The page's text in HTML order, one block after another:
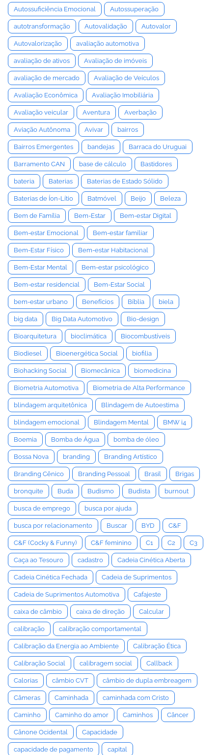
Autossuficiência Emocional Autossuperação
autotransformação Autovalidação Autovalor
Autovalorização avaliação automotiva
avaliação de ativos Avaliação de imóveis
avaliação de mercado Avaliação de Veículos
Avaliação Econômica Avaliação Imobiliária
Avaliação veicular Aventura Averbação
Aviação Autônoma Avivar bairros
Bairros Emergentes bandejas Barraca do Uruguai
Barramento CAN base de cálculo Bastidores
bateria Baterias Baterias de Estado Sólido
Baterias de Íon-Lítio Batmóvel Beijo Beleza
Bem de Família Bem-Estar Bem-estar Digital
Bem-estar Emocional Bem-estar familiar
Bem-Estar Físico Bem-estar Habitacional
Bem-Estar Mental Bem-estar psicológico
Bem-estar residencial Bem-Estar Social
bem-estar urbano Benefícios Bíblia biela
big data Big Data Automotivo Bio-design
Bioarquitetura bioclimática Biocombustíveis
Biodiesel Bioenergética Social biofilia
Biohacking Social Biomecânica biomedicina
Biometria Automotiva Biometria de Alta Performance
blindagem arquitetônica Blindagem de Autoestima
blindagem emocional Blindagem Mental BMW i4
Boemia Bomba de Água bomba de óleo
Bossa Nova branding Branding Artístico
Branding Cênico Branding Pessoal Brasil Brigas
bronquite Buda Budismo Budista burnout
busca de emprego busca por ajuda
busca por relacionamento Buscar BYD C&F
C&F (Cocky & Funny) C&F feminino C1 C2 C3
Caça ao Tesouro cadastro Cadeia Cinética Aberta
Cadeia Cinética Fechada Cadeia de Suprimentos
Cadeia de Suprimentos Automotiva Cafajeste
caixa de câmbio caixa de direção Calcular
calibração calibração comportamental
Calibração da Energia ao Ambiente Calibração Ética
Calibração Social calibragem social Callback
Calorias câmbio CVT câmbio de dupla embreagem
Câmeras Caminhada caminhada com Cristo
Caminho Caminho do amor Caminhos Câncer
Cânone Ocidental Capacidade
capacidade de pagamento capital